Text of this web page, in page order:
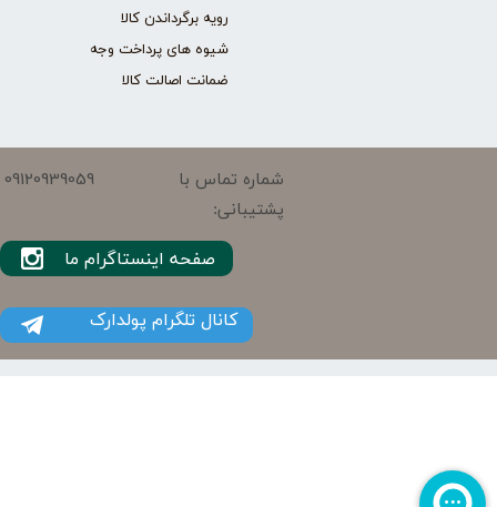
رویه برگرداندن کالا
شیوه های پرداخت وجه
ضمانت اصالت کالا
شماره تماس با
پشتیبانی:
09120939059
کانال تلگرام پولدارک
صفحه اینستاگرام ما